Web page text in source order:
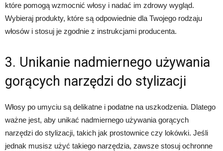
które pomogą wzmocnić włosy i nadać im zdrowy wygląd.
Wybieraj produkty, które są odpowiednie dla Twojego rodzaju
włosów i stosuj je zgodnie z instrukcjami producenta.
3. Unikanie nadmiernego używania
gorących narzędzi do stylizacji
Włosy po umyciu są delikatne i podatne na uszkodzenia. Dlatego
ważne jest, aby unikać nadmiernego używania gorących
narzędzi do stylizacji, takich jak prostownice czy lokówki. Jeśli
jednak musisz użyć takiego narzędzia, zawsze stosuj ochronne